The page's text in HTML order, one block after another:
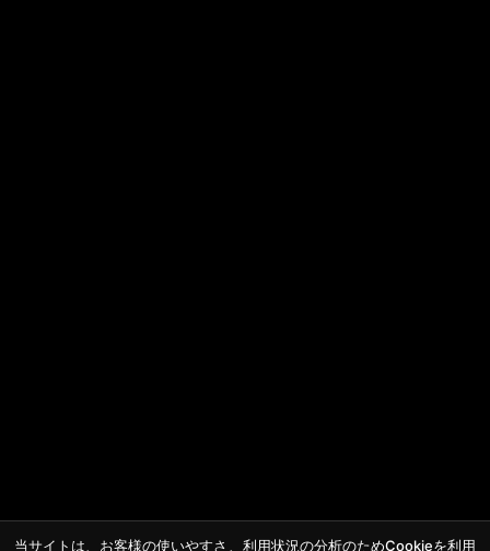
当サイトは、お客様の使いやすさ、利用状況の分析のためCookieを利用